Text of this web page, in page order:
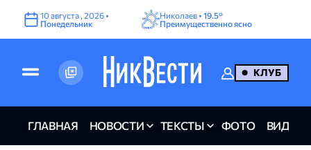
10августа ,2026 •
Понедельник
Николаев •19.5°
Преимущественно ясно
КЛУБ
ГЛАВНАЯ НОВОСТИ ТЕКСТЫ ФОТО ВИДЕО